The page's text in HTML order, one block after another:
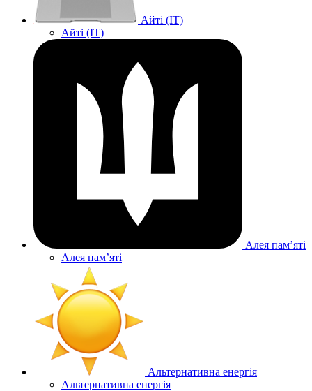
Айті (IT)
Айті (IT)
Алея памʼяті
Алея памʼяті
Альтернативна енергія
Альтернативна енергія